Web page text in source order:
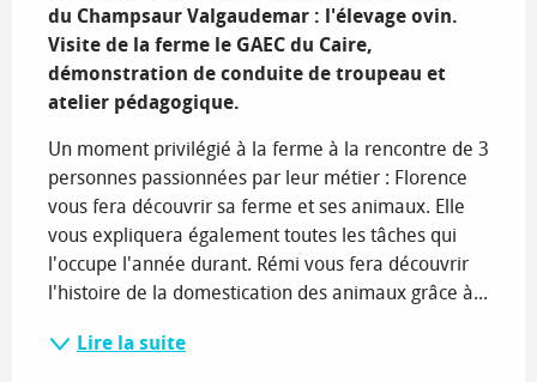
du Champsaur Valgaudemar : l'élevage ovin.
Visite de la ferme le GAEC du Caire,
démonstration de conduite de troupeau et
atelier pédagogique.
Un moment privilégié à la ferme à la rencontre de 3
personnes passionnées par leur métier : Florence
vous fera découvrir sa ferme et ses animaux. Elle
vous expliquera également toutes les tâches qui
l'occupe l'année durant. Rémi vous fera découvrir
l'histoire de la domestication des animaux grâce à...
Lire la suite